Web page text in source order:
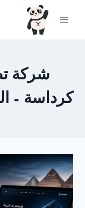
شركة
كرداسة – الجيزة